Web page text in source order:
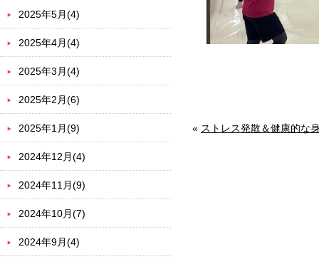
« ストレス発散＆健康的な
2025年5月(4)
2025年4月(4)
2025年3月(4)
2025年2月(6)
2025年1月(9)
2024年12月(4)
2024年11月(9)
2024年10月(7)
2024年9月(4)